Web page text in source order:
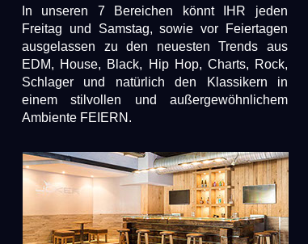
In unseren 7 Bereichen könnt IHR jeden
Freitag und Samstag, sowie vor Feiertagen
ausgelassen zu den neuesten Trends aus
EDM, House, Black, Hip Hop, Charts, Rock,
Schlager und natürlich den Klassikern in
einem stilvollen und außergewöhnlichem
Ambiente FEIERN.